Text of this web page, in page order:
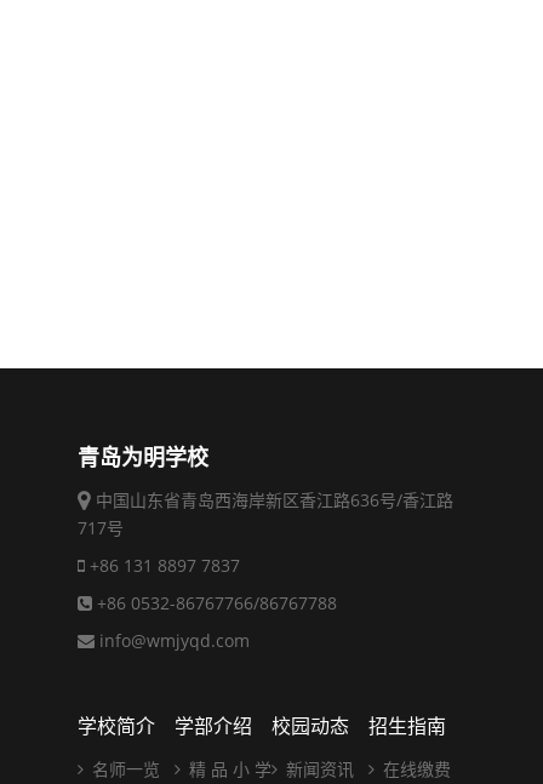
青岛为明学校
中国山东省青岛西海岸新区香江路636号/香江路
717号
+86 131 8897 7837
+86 0532-86767766/86767788
info@wmjyqd.com
学校简介
名师一览
学部介绍
精 品 小 学
校园动态
新闻资讯
招生指南
在线缴费